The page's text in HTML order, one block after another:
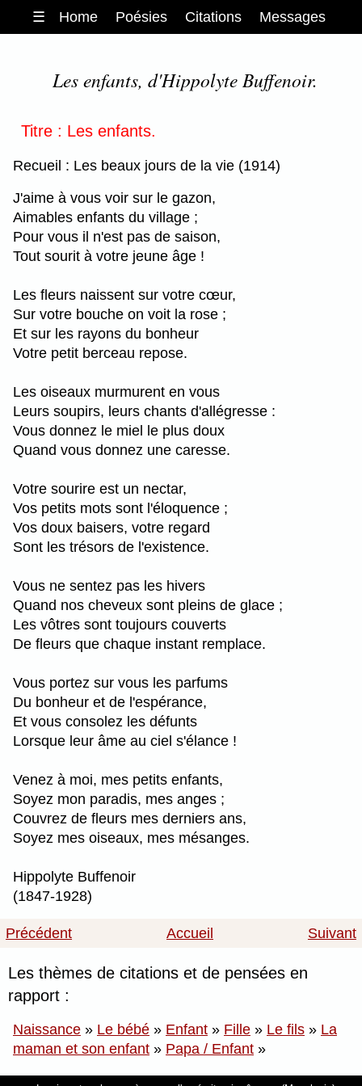
☰ Home Poésies Citations Messages
Les enfants, d'Hippolyte Buffenoir.
Titre : Les enfants.
Recueil : Les beaux jours de la vie (1914)
J'aime à vous voir sur le gazon,
Aimables enfants du village ;
Pour vous il n'est pas de saison,
Tout sourit à votre jeune âge !
Les fleurs naissent sur votre cœur,
Sur votre bouche on voit la rose ;
Et sur les rayons du bonheur
Votre petit berceau repose.
Les oiseaux murmurent en vous
Leurs soupirs, leurs chants d'allégresse :
Vous donnez le miel le plus doux
Quand vous donnez une caresse.
Votre sourire est un nectar,
Vos petits mots sont l'éloquence ;
Vos doux baisers, votre regard
Sont les trésors de l'existence.
Vous ne sentez pas les hivers
Quand nos cheveux sont pleins de glace ;
Les vôtres sont toujours couverts
De fleurs que chaque instant remplace.
Vous portez sur vous les parfums
Du bonheur et de l'espérance,
Et vous consolez les défunts
Lorsque leur âme au ciel s'élance !
Venez à moi, mes petits enfants,
Soyez mon paradis, mes anges ;
Couvrez de fleurs mes derniers ans,
Soyez mes oiseaux, mes mésanges.
Hippolyte Buffenoir
(1847-1928)
Précédent Accueil Suivant
Les thèmes de citations et de pensées en
rapport :
Naissance » Le bébé » Enfant » Fille » Le fils » La
maman et son enfant » Papa / Enfant »